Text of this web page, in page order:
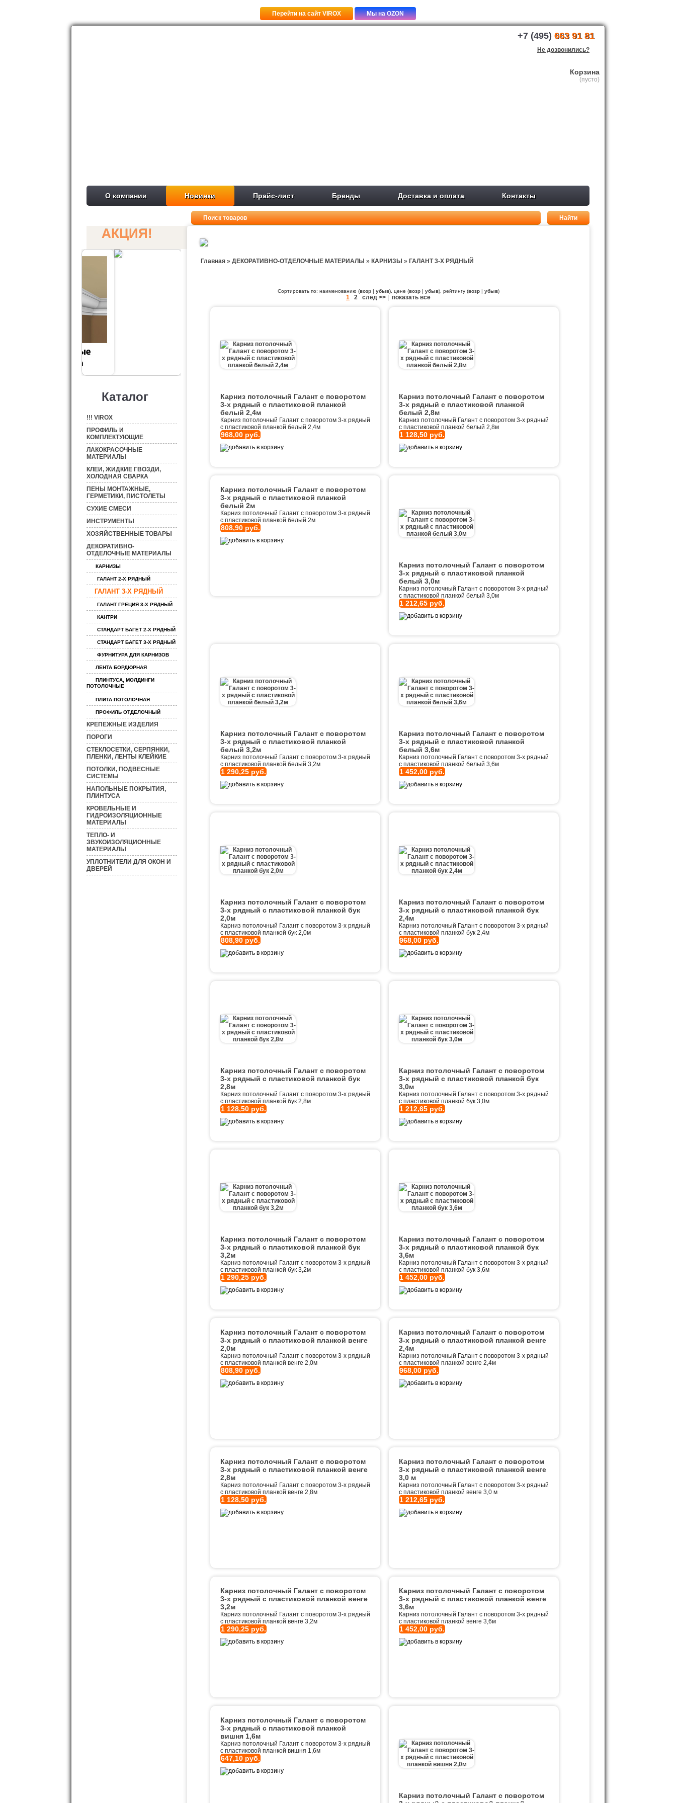
Перейти на сайт VIROX Мы на OZON
+7 (495) 663 91 81
Не дозвонились?
Корзина
(пусто)
О компании Новинки Прайс-лист Бренды Доставка и оплата Контакты
АКЦИЯ!
Каталог
!!! VIROX
ПРОФИЛЬ И
КОМПЛЕКТУЮЩИЕ
ЛАКОКРАСОЧНЫЕ
МАТЕРИАЛЫ
КЛЕИ, ЖИДКИЕ ГВОЗДИ,
ХОЛОДНАЯ СВАРКА
ПЕНЫ МОНТАЖНЫЕ,
ГЕРМЕТИКИ, ПИСТОЛЕТЫ
СУХИЕ СМЕСИ
ИНСТРУМЕНТЫ
ХОЗЯЙСТВЕННЫЕ ТОВАРЫ
ДЕКОРАТИВНО-
ОТДЕЛОЧНЫЕ МАТЕРИАЛЫ
КАРНИЗЫ
ГАЛАНТ 2-Х РЯДНЫЙ
ГАЛАНТ 3-Х РЯДНЫЙ
ГАЛАНТ ГРЕЦИЯ 3-Х РЯДНЫЙ
КАНТРИ
СТАНДАРТ БАГЕТ 2-Х РЯДНЫЙ
СТАНДАРТ БАГЕТ 3-Х РЯДНЫЙ
ФУРНИТУРА ДЛЯ КАРНИЗОВ
ЛЕНТА БОРДЮРНАЯ
ПЛИНТУСА, МОЛДИНГИ
ПОТОЛОЧНЫЕ
ПЛИТА ПОТОЛОЧНАЯ
ПРОФИЛЬ ОТДЕЛОЧНЫЙ
КРЕПЕЖНЫЕ ИЗДЕЛИЯ
ПОРОГИ
СТЕКЛОСЕТКИ, СЕРПЯНКИ,
ПЛЕНКИ, ЛЕНТЫ КЛЕЙКИЕ
ПОТОЛКИ, ПОДВЕСНЫЕ
СИСТЕМЫ
НАПОЛЬНЫЕ ПОКРЫТИЯ,
ПЛИНТУСА
КРОВЕЛЬНЫЕ И
ГИДРОИЗОЛЯЦИОННЫЕ
МАТЕРИАЛЫ
ТЕПЛО- И
ЗВУКОИЗОЛЯЦИОННЫЕ
МАТЕРИАЛЫ
УПЛОТНИТЕЛИ ДЛЯ ОКОН И
ДВЕРЕЙ
Главная » ДЕКОРАТИВНО-ОТДЕЛОЧНЫЕ МАТЕРИАЛЫ » КАРНИЗЫ » ГАЛАНТ 3-Х РЯДНЫЙ
Сортировать по: наименованию (возр| убыв), цене (возр| убыв), рейтингу (возр| убыв)
1 2 след >> показать все
Карниз потолочный Галант с поворотом
3-х рядный с пластиковой планкой
белый 2,4м
Карниз потолочный Галант с поворотом 3-х рядный
с пластиковой планкой белый 2,4м
968,00 руб.
Карниз потолочный Галант с поворотом
3-х рядный с пластиковой планкой
белый 2,8м
Карниз потолочный Галант с поворотом 3-х рядный
с пластиковой планкой белый 2,8м
1 128,50 руб.
Карниз потолочный Галант с поворотом
3-х рядный с пластиковой планкой
белый 2м
Карниз потолочный Галант с поворотом 3-х рядный
с пластиковой планкой белый 2м
808,90 руб.
Карниз потолочный Галант с поворотом
3-х рядный с пластиковой планкой
белый 3,0м
Карниз потолочный Галант с поворотом 3-х рядный
с пластиковой планкой белый 3,0м
1 212,65 руб.
Карниз потолочный Галант с поворотом
3-х рядный с пластиковой планкой
белый 3,2м
Карниз потолочный Галант с поворотом 3-х рядный
с пластиковой планкой белый 3,2м
1 290,25 руб.
Карниз потолочный Галант с поворотом
3-х рядный с пластиковой планкой
белый 3,6м
Карниз потолочный Галант с поворотом 3-х рядный
с пластиковой планкой белый 3,6м
1 452,00 руб.
Карниз потолочный Галант с поворотом
3-х рядный с пластиковой планкой бук
2,0м
Карниз потолочный Галант с поворотом 3-х рядный
с пластиковой планкой бук 2,0м
808,90 руб.
Карниз потолочный Галант с поворотом
3-х рядный с пластиковой планкой бук
2,4м
Карниз потолочный Галант с поворотом 3-х рядный
с пластиковой планкой бук 2,4м
968,00 руб.
Карниз потолочный Галант с поворотом
3-х рядный с пластиковой планкой бук
2,8м
Карниз потолочный Галант с поворотом 3-х рядный
с пластиковой планкой бук 2,8м
1 128,50 руб.
Карниз потолочный Галант с поворотом
3-х рядный с пластиковой планкой бук
3,0м
Карниз потолочный Галант с поворотом 3-х рядный
с пластиковой планкой бук 3,0м
1 212,65 руб.
Карниз потолочный Галант с поворотом
3-х рядный с пластиковой планкой бук
3,2м
Карниз потолочный Галант с поворотом 3-х рядный
с пластиковой планкой бук 3,2м
1 290,25 руб.
Карниз потолочный Галант с поворотом
3-х рядный с пластиковой планкой бук
3,6м
Карниз потолочный Галант с поворотом 3-х рядный
с пластиковой планкой бук 3,6м
1 452,00 руб.
Карниз потолочный Галант с поворотом
3-х рядный с пластиковой планкой венге
2,0м
Карниз потолочный Галант с поворотом 3-х рядный
с пластиковой планкой венге 2,0м
808,90 руб.
Карниз потолочный Галант с поворотом
3-х рядный с пластиковой планкой венге
2,4м
Карниз потолочный Галант с поворотом 3-х рядный
с пластиковой планкой венге 2,4м
968,00 руб.
Карниз потолочный Галант с поворотом
3-х рядный с пластиковой планкой венге
2,8м
Карниз потолочный Галант с поворотом 3-х рядный
с пластиковой планкой венге 2,8м
1 128,50 руб.
Карниз потолочный Галант с поворотом
3-х рядный с пластиковой планкой венге
3,0 м
Карниз потолочный Галант с поворотом 3-х рядный
с пластиковой планкой венге 3,0 м
1 212,65 руб.
Карниз потолочный Галант с поворотом
3-х рядный с пластиковой планкой венге
3,2м
Карниз потолочный Галант с поворотом 3-х рядный
с пластиковой планкой венге 3,2м
1 290,25 руб.
Карниз потолочный Галант с поворотом
3-х рядный с пластиковой планкой венге
3,6м
Карниз потолочный Галант с поворотом 3-х рядный
с пластиковой планкой венге 3,6м
1 452,00 руб.
Карниз потолочный Галант с поворотом
3-х рядный с пластиковой планкой
вишня 1,6м
Карниз потолочный Галант с поворотом 3-х рядный
с пластиковой планкой вишня 1,6м
647,10 руб.
Карниз потолочный Галант с поворотом